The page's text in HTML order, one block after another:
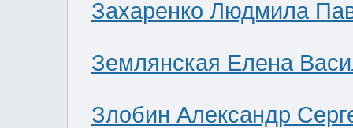
Захаренко Людмила
Землянская Елена
Злобин Александр